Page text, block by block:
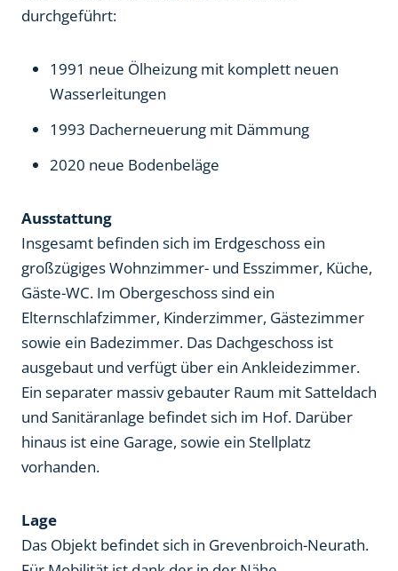
durchgeführt:
1991 neue Ölheizung mit komplett neuen
Wasserleitungen
1993 Dacherneuerung mit Dämmung
2020 neue Bodenbeläge
Ausstattung
Insgesamt befinden sich im Erdgeschoss ein
großzügiges Wohnzimmer- und Esszimmer, Küche,
Gäste-WC. Im Obergeschoss sind ein
Elternschlafzimmer, Kinderzimmer, Gästezimmer
sowie ein Badezimmer. Das Dachgeschoss ist
ausgebaut und verfügt über ein Ankleidezimmer.
Ein separater massiv gebauter Raum mit Satteldach
und Sanitäranlage befindet sich im Hof. Darüber
hinaus ist eine Garage, sowie ein Stellplatz
vorhanden.
Lage
Das Objekt befindet sich in Grevenbroich-Neurath.